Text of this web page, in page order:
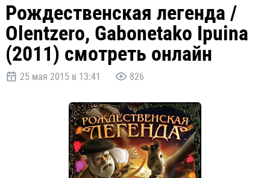
Рождественская легенда /
Olentzero, Gabonetako Ipuina
(2011) смотреть онлайн
25 мая 2015 в 13:41 826